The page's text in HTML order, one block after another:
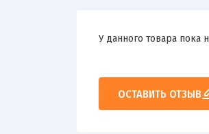
У данного товара пока
ОСТАВИТЬ ОТЗЫВ